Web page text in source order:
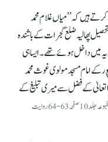
ہیں کہ ’’میاں غلام محمد
پھالیہ ضلع گجرات کے باشندہ
میں داخل ہوئے تھے۔ ایسا ہی
امام مسجد مولوی غوث محمد
کے فضل سے میری تبلیغ کے
(رجسٹر روایات صحابہؓ غیر مطبوعہ جلد 10صفحہ 63-64روایت